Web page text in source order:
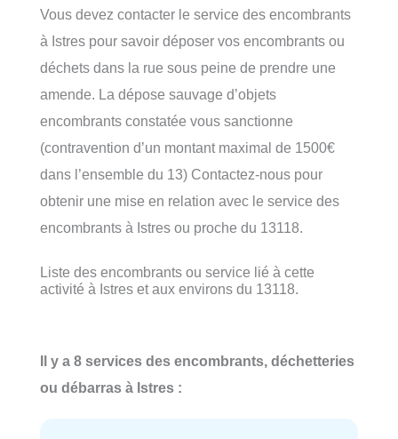
Vous devez contacter le service des encombrants
à Istres pour savoir déposer vos encombrants ou
déchets dans la rue sous peine de prendre une
amende. La dépose sauvage d’objets
encombrants constatée vous sanctionne
(contravention d’un montant maximal de 1500€
dans l’ensemble du 13) Contactez-nous pour
obtenir une mise en relation avec le service des
encombrants à Istres ou proche du 13118.
Liste des encombrants ou service lié à cette
activité à Istres et aux environs du 13118.
Il y a 8 services des encombrants, déchetteries
ou débarras à Istres :